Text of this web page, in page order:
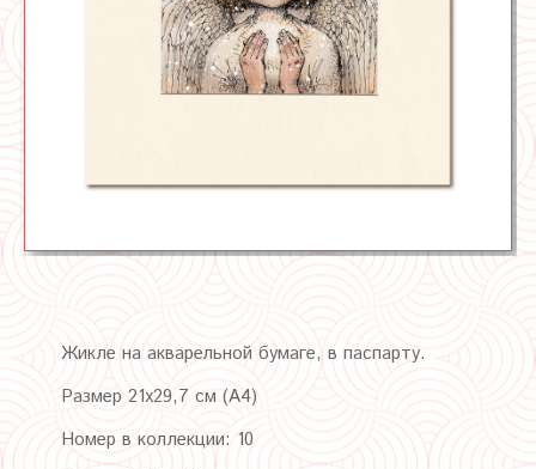
Жикле на акварельной бумаге, в паспарту.
Размер 21х29,7 см (А4)
Номер в коллекции: 10